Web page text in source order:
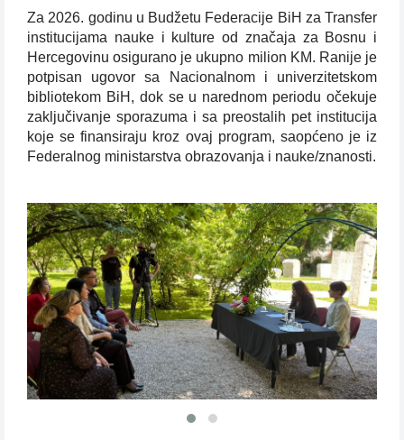
Za 2026. godinu u Budžetu Federacije BiH za Transfer
institucijama nauke i kulture od značaja za Bosnu i
Hercegovinu osigurano je ukupno milion KM. Ranije je
potpisan ugovor sa Nacionalnom i univerzitetskom
bibliotekom BiH, dok se u narednom periodu očekuje
zaključivanje sporazuma i sa preostalih pet institucija
koje se finansiraju kroz ovaj program, saopćeno je iz
Federalnog ministarstva obrazovanja i nauke/znanosti.